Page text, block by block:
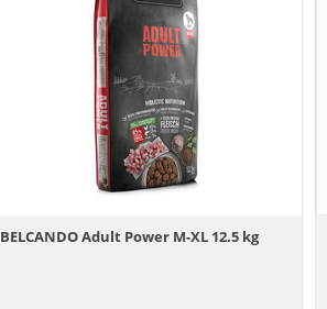
BELCANDO Adult Power M-XL 12.5 kg